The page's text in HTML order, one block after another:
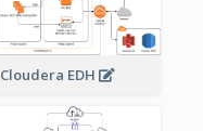
Cloudera EDH